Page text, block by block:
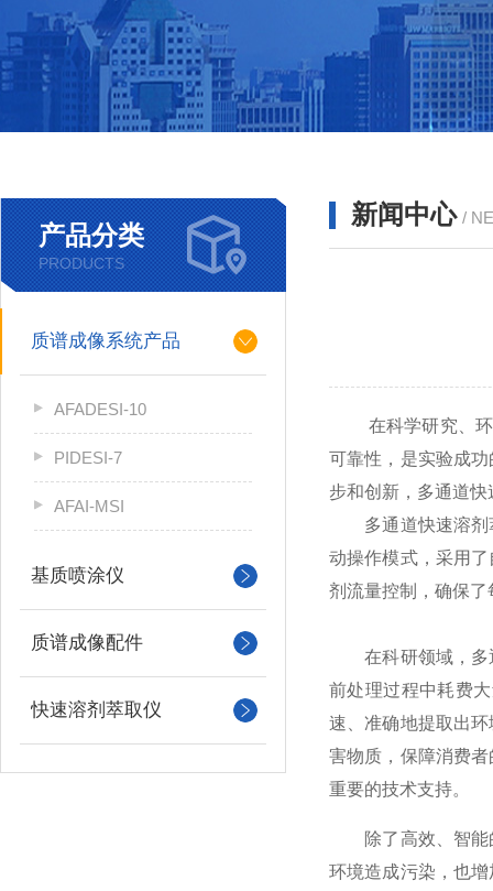
产品分类
PRODUCTS
质谱成像系统产品
AFADESI-10
PIDESI-7
AFAI-MSI
基质喷涂仪
质谱成像配件
快速溶剂萃取仪
新闻中心 /
在科学研究、环境
可靠性，是实验成
步和创新，多通道
多通道快速溶剂萃
动操作模式，采用
剂流量控制，确保
在科研领域，多通
前处理过程中耗费
速、准确地提取出
害物质，保障消费
重要的技术支持。
除了高效、智能的
环境造成污染，也